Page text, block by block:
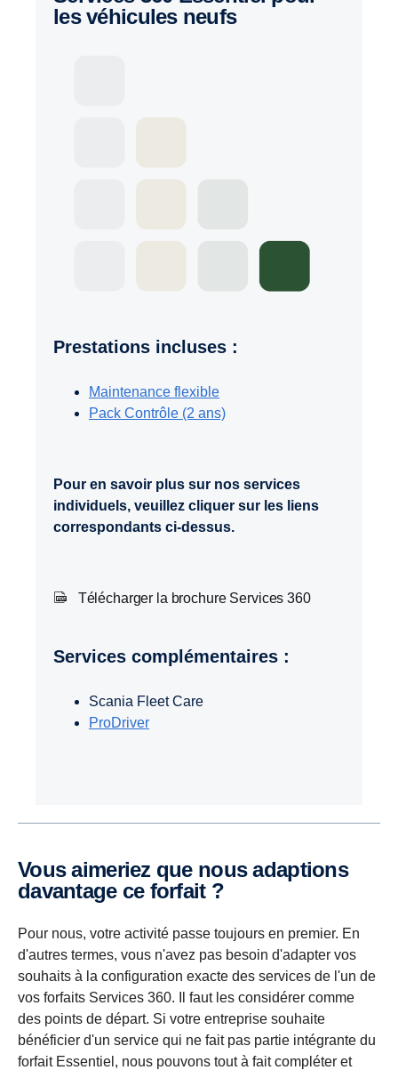
les véhicules neufs
Prestations incluses :
Maintenance flexible
Pack Contrôle (2 ans)
Pour en savoir plus sur nos services
individuels, veuillez cliquer sur les liens
correspondants ci-dessus.
Télécharger la brochure Services 360
Services complémentaires :
Scania Fleet Care
ProDriver
Vous aimeriez que nous adaptions
davantage ce forfait ?
Pour nous, votre activité passe toujours en premier. En
d'autres termes, vous n'avez pas besoin d'adapter vos
souhaits à la configuration exacte des services de l'un de
vos forfaits Services 360. Il faut les considérer comme
des points de départ. Si votre entreprise souhaite
bénéficier d'un service qui ne fait pas partie intégrante du
forfait Essentiel, nous pouvons tout à fait compléter et